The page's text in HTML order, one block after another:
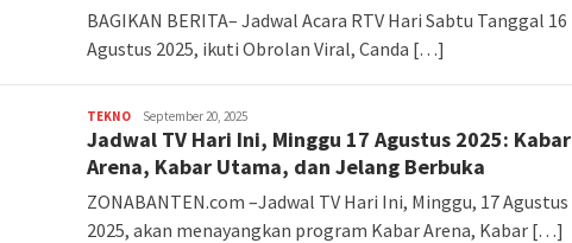
BAGIKAN BERITA– Jadwal Acara RTV Hari Sabtu Tanggal 16
Agustus 2025, ikuti Obrolan Viral, Canda […]
TEKNO admin
September 20, 2025
Jadwal TV Hari Ini, Minggu 17 Agustus 2025: Kabar
Arena, Kabar Utama, dan Jelang Berbuka
ZONABANTEN.com –Jadwal TV Hari Ini, Minggu, 17 Agustus
2025, akan menayangkan program Kabar Arena, Kabar […]